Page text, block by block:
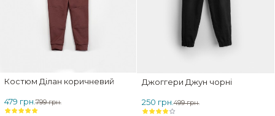
Костюм Ділан коричневий
799 грн.
479 грн.
Джоггери Джун чорні
499 грн.
250 грн.